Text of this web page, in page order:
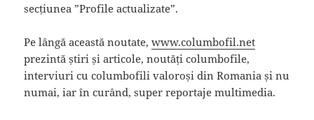
secțiunea ”Profile actualizate”.
Pe lângă această noutate,www.columbofil.net
prezintă știri și articole, noutăți columbofile,
interviuri cu columbofili valoroși din Romania și nu
numai, iar în curând, super reportaje multimedia.